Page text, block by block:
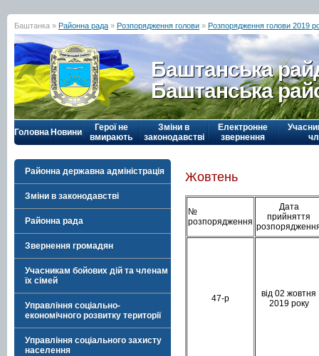
Баштанка » Районна рада » Розпорядження голови » Розпорядження голови 2019
Баштанська
Баштанська
Головна Новини
Герої не
вмирають
Зміни в
законодавстві
Електронне
звернення
Районна державна адміністрація
Зміни в законодавстві
Районна рада
Звернення громадян
Учасникам бойових дій та членам
їх сімей
Управління соціально-
економічного розвитку території
Управління соціального захисту
населення
Жовтень
№
розпорядження
Дата
прийняття
47-р
від 02 жовтня
2019 року